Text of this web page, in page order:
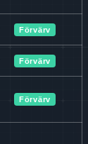
Förvärv
Förvärv
Förvärv